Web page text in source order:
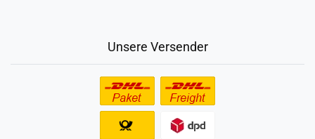
Unsere Versender